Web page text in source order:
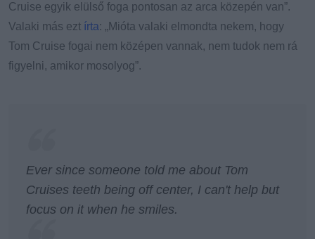
Cruise egyik elülső foga pontosan az arca közepén van”.
Valaki más ezt írta: „Mióta valaki elmondta nekem, hogy
Tom Cruise fogai nem középen vannak, nem tudok nem rá
figyelni, amikor mosolyog”.
Ever since someone told me about Tom
Cruises teeth being off center, I can't help but
focus on it when he smiles.